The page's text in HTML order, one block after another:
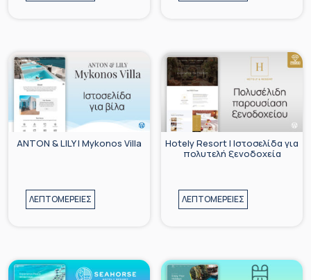
ANTON & LILY | Mykonos Villa
ΛΕΠΤΟΜΕΡΕΙΕΣ
Hotely Resort | Ιστοσελίδα για
πολυτελή ξενοδοχεία
ΛΕΠΤΟΜΕΡΕΙΕΣ